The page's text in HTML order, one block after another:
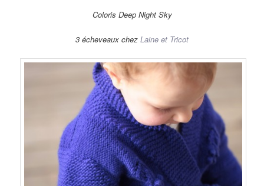
Coloris Deep Night Sky
3 écheveaux chez Laine et Tricot